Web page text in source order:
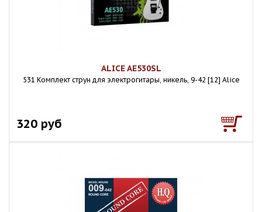
ALICE AE530SL
531 Комплект струн для электрогитары, никель, 9-42 [12] Alice
320 руб